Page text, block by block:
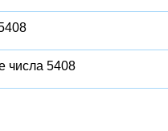
числа 5408